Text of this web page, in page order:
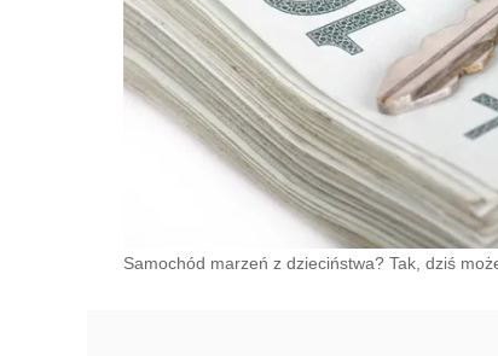
Samochód marzeń z dzieciństwa? Tak, dziś